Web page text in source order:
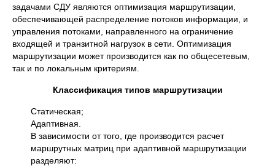
задачами СДУ являются оптимизация маршрутизации,
обеспечивающей распределение потоков информации, и
управления потоками, направленного на ограничение
входящей и транзитной нагрузок в сети. Оптимизация
маршрутизации может производится как по общесетевым,
так и по локальным критериям.
Классификация типов маршрутизации
Статическая;
Адаптивная.
В зависимости от того, где производится расчет
маршрутных матриц при адаптивной маршрутизации
разделяют: